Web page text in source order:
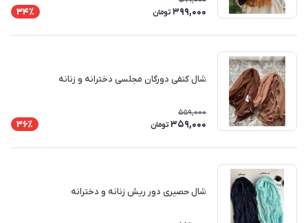
399,000 تومان 34٪
شال کنفی دورگان مجلسی دخترانه و زنانه
559,000
359,000 تومان 36٪
شال حصیری دور ریش زنانه و دخترانه